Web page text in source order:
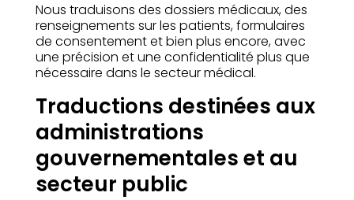
Nous traduisons des dossiers médicaux, des
renseignements sur les patients, formulaires
de consentement et bien plus encore, avec
une précision et une confidentialité plus que
nécessaire dans le secteur médical.
Traductions destinées aux
administrations
gouvernementales et au
secteur public